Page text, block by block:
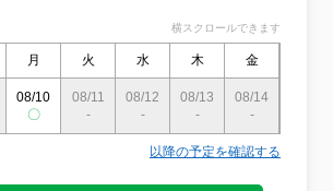
ください。お客さまが気持ち良くお風呂に
入れるように、丁寧かつ迅速に作業を行い
の満足度を第一に考えたサービスを提供し
ています。作業が終わったあとのしっかり
としたアフターフォローも私たちの強みで
す。一度、『そうじ屋ピカピカ』の『きれ
横スクロールできます
月 火 水 木 金
08/10
〇
08/11
-
08/12
-
08/13
-
08/14
-
以降の予定を確認する